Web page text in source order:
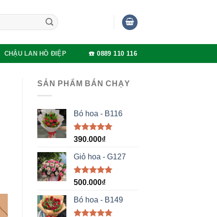
CHẬU LAN HỒ ĐIỆP ☎️ 0889 110 116
SẢN PHẨM BÁN CHẠY
Bó hoa - B116
Được xếp
5 sao
390.000₫
Giỏ hoa - G127
Được xếp
5 sao
500.000₫
Bó hoa - B149